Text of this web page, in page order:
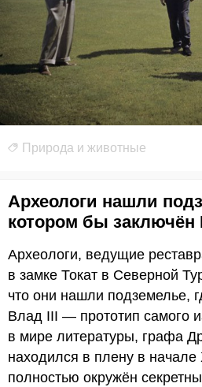
Природа и животные
Археологи нашли
котором бы заключён
Археологи, ведущие
в замке Токат в Северной
что они нашли подземелье,
Влад III — прототип самого
в мире литературы, графа
находился в плену в начале
полностью окружён